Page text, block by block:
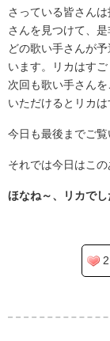
さっている皆さん
さんを見つけて、
どの歌い手さんが
います。リカはすご
次回も歌い手さん
いただけるとリカは
今日も最後までご
それでは今日はこの
ほなね～、リカでし
2